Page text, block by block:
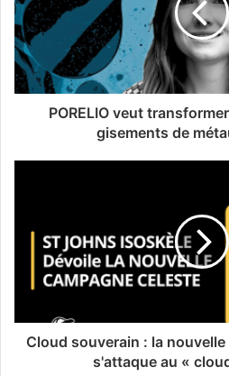
PORELIO veut
gisements de
Cloud souverain : la
s'attaque au «